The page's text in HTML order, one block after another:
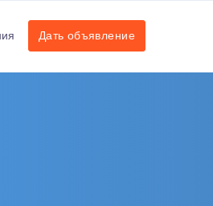
Дать объявление